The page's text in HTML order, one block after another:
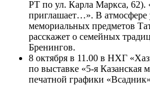
РТ по ул. Карла Маркса, 62).
приглашает…». В атмосфере
мемориальных предметов
расскажет о семейных
Бренингов.
8 октября в 11.00 в НХГ
по выставке «5-я Казанская
печатной графики